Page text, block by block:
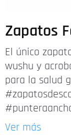
Zapatos
El único
wushu y
para la salud
Ver más